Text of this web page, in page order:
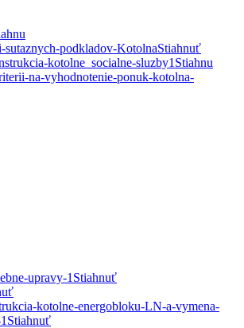
sutaznych-podkladov-KotolnaStiahnuť
kotolne_socialne-sluzby1 Stiahnu
na-vyhodnotenie-ponuk-kotolna-
upravy-1 Stiahnuť
kotolne-energobloku-LN-a-vymena-
Stiahnuť